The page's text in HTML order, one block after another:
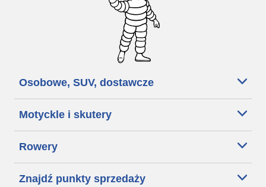
Osobowe, SUV, dostawcze
Motyckle i skutery
Rowery
Znajdź punkty sprzedaży